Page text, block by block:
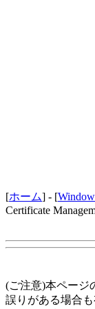
[ホーム] - [
Certificate
(ご注意)本ページ
誤りがある場合